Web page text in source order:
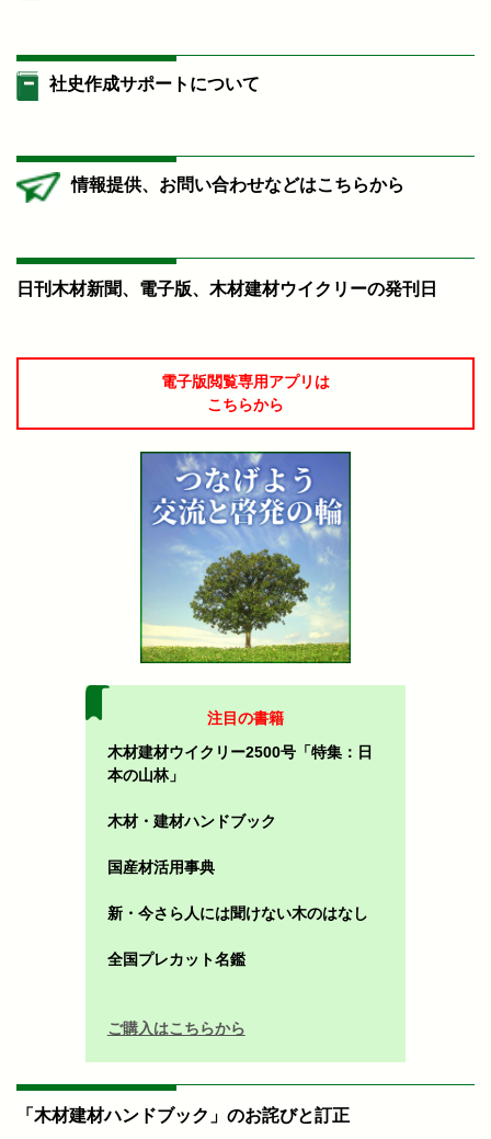
社史作成サポートについて
情報提供、お問い合わせなどはこちらから
日刊木材新聞、電子版、木材建材ウイクリーの発刊日
電子版閲覧専用アプリは
こちらから
注目の書籍
木材建材ウイクリー2500号「特集：日
本の山林」
木材・建材ハンドブック
国産材活用事典
新・今さら人には聞けない木のはなし
全国プレカット名鑑
ご購入はこちらから
「木材建材ハンドブック」のお詫びと訂正